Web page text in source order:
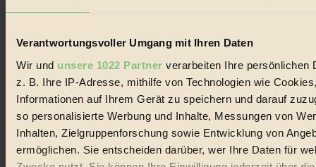
Verantwortungsvoller Umgang mit Ihren Daten
Wir und unsere 1022 Partner verarbeiten Ihre persönlichen
z. B. Ihre IP-Adresse, mithilfe von Technologien wie
Informationen auf Ihrem Gerät zu speichern und darauf
so personalisierte Werbung und Inhalte, Messungen von
Inhalten, Zielgruppenforschung sowie Entwicklung von
ermöglichen. Sie entscheiden darüber, wer Ihre Daten für